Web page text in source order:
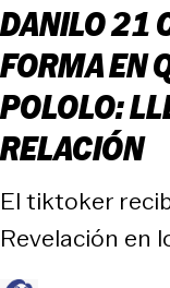
DANILO 21
FORMA EN
POLOLO:
RELACIÓN
El tiktoker
Revelación en